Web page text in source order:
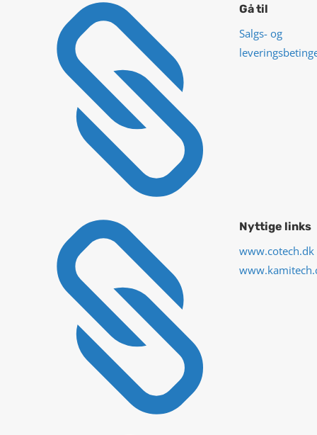
 Gå til
Salgs- og
 Nyttige links
www.cotech.dk